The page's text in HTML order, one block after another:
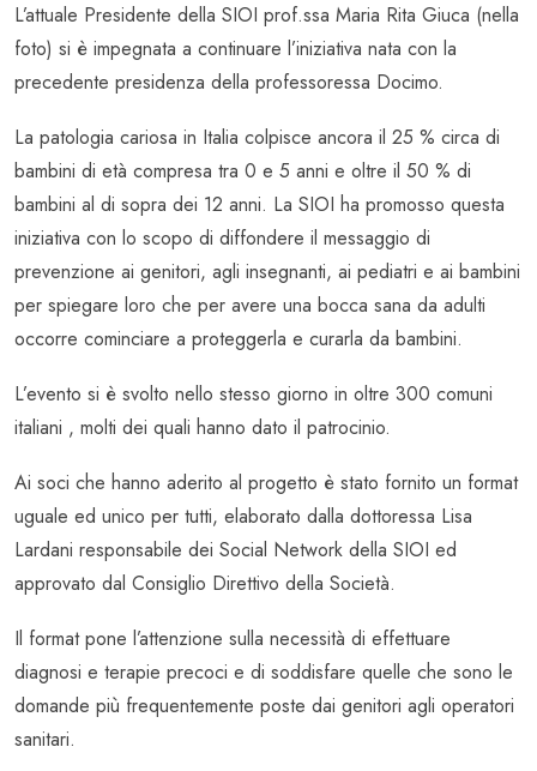
L’attuale Presidente della SIOI prof.ssa Maria Rita Giuca (nella
foto) si è impegnata a continuare l’iniziativa nata con la
precedente presidenza della professoressa Docimo.
La patologia cariosa in Italia colpisce ancora il 25 % circa di
bambini di età compresa tra 0 e 5 anni e oltre il 50 % di
bambini al di sopra dei 12 anni. La SIOI ha promosso questa
iniziativa con lo scopo di diffondere il messaggio di
prevenzione ai genitori, agli insegnanti, ai pediatri e ai bambini
per spiegare loro che per avere una bocca sana da adulti
occorre cominciare a proteggerla e curarla da bambini.
L’evento si è svolto nello stesso giorno in oltre 300 comuni
italiani , molti dei quali hanno dato il patrocinio.
Ai soci che hanno aderito al progetto è stato fornito un format
uguale ed unico per tutti, elaborato dalla dottoressa Lisa
Lardani responsabile dei Social Network della SIOI ed
approvato dal Consiglio Direttivo della Società.
Il format pone l’attenzione sulla necessità di effettuare
diagnosi e terapie precoci e di soddisfare quelle che sono le
domande più frequentemente poste dai genitori agli operatori
sanitari.